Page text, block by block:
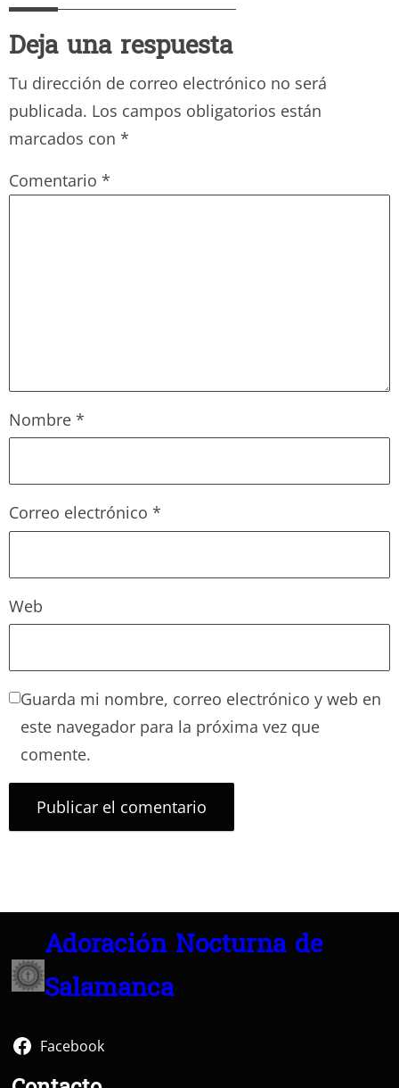
Deja una respuesta
Tu dirección de correo electrónico no será
publicada. Los campos obligatorios están
marcados con *
Comentario *
Nombre *
Correo electrónico *
Web
Guarda mi nombre, correo electrónico y web en
este navegador para la próxima vez que
comente.
Adoración Nocturna de
Salamanca
Facebook